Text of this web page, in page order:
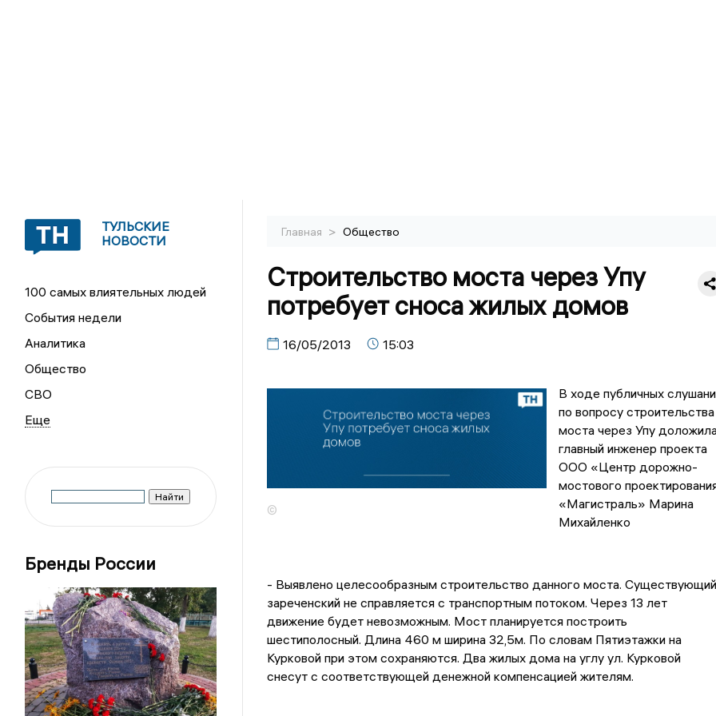
ТУЛЬСКИЕ
НОВОСТИ
100 самых влиятельных людей
События недели
Аналитика
Общество
СВО
Бренды России
Главная > Общество
Строительство моста через Упу
потребует сноса жилых домов
16/05/2013 15:03
©
В ходе публичных
по вопросу строительства
моста через Упу
главный инженер проекта
ООО «Центр дорожно-
мостового
«Магистраль» Марина
Михайленко
- Выявлено целесообразным строительство данного моста. Существующий
зареченский не справляется с транспортным потоком. Через 13 лет
движение будет невозможным. Мост планируется построить
шестиполосный. Длина 460 м ширина 32,5м. По словам Пятиэтажки на
Курковой при этом сохраняются. Два жилых дома на углу ул. Курковой
снесут с соответствующей денежной компенсацией жителям.